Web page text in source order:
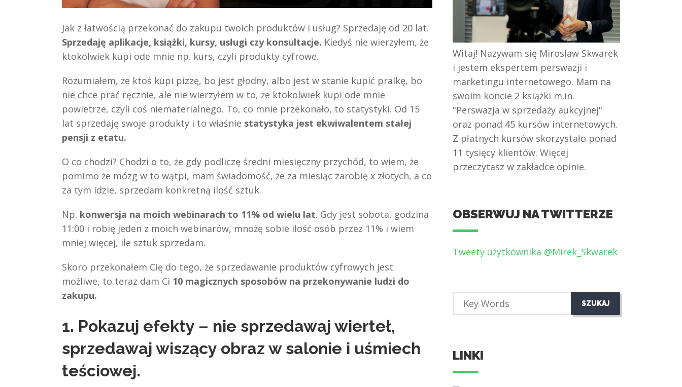
Jak z łatwością przekonać do zakupu twoich produktów i usług? Sprzedaję od 20 lat.
Sprzedaję aplikacje, książki, kursy, usługi czy konsultacje. Kiedyś nie wierzyłem, że
ktokolwiek kupi ode mnie np. kurs, czyli produkty cyfrowe.
Rozumiałem, że ktoś kupi pizzę, bo jest głodny, albo jest w stanie kupić pralkę, bo
nie chce prać ręcznie, ale nie wierzyłem w to, że ktokolwiek kupi ode mnie
powietrze, czyli coś niematerialnego. To, co mnie przekonało, to statystyki. Od 15
lat sprzedaję swoje produkty i to właśnie statystyka jest ekwiwalentem stałej
pensji z etatu.
O co chodzi? Chodzi o to, że gdy podliczę średni miesięczny przychód, to wiem, że
pomimo że mózg w to wątpi, mam świadomość, że za miesiąc zarobię x złotych, a co
za tym idzie, sprzedam konkretną ilość sztuk.
Np. konwersja na moich webinarach to 11% od wielu lat. Gdy jest sobota, godzina
11:00 i robię jeden z moich webinarów, mnożę sobie ilość osób przez 11% i wiem
mniej więcej, ile sztuk sprzedam.
Skoro przekonałem Cię do tego, że sprzedawanie produktów cyfrowych jest
możliwe, to teraz dam Ci 10 magicznych sposobów na przekonywanie ludzi do
zakupu.
1. Pokazuj efekty – nie sprzedawaj wierteł,
sprzedawaj wiszący obraz w salonie i uśmiech
teściowej.
Witaj! Nazywam się Mirosław Skwarek
i jestem ekspertem perswazji i
marketingu internetowego. Mam na
swoim koncie 2 książki m.in.
"Perswazja w sprzedaży aukcyjnej"
oraz ponad 45 kursów internetowych.
Z płatnych kursów skorzystało ponad
11 tysięcy klientów. Więcej
przeczytasz w zakładce opinie.
OBSERWUJ NA TWITTERZE
Tweety użytkownika @Mirek_Skwarek
LINKI